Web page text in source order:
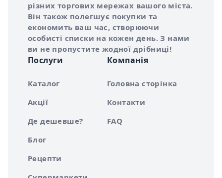
різних торгових мережах вашого міста.
Він також полегшує покупки та
економить ваш час, створюючи
особисті списки на кожен день. З нами
ви не пропустите жодної дрібниці!
Послуги
Каталог
Акції
Де дешевше?
Блог
Рецепти
Компанія
Головна сторінка
Контакти
FAQ